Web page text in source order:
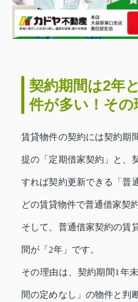
契約期間は2年
件が多い！その
賃貸物件の契約には契約期
提の「定期借家契約」と、
すれば契約更新できる「普
どの賃貸物件で普通借家契
そして、普通借家契約の賃
間が「2年」です。
その理由は、契約期間1年
間の定めなし」の物件と判